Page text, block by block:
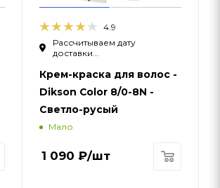
4.9
Рассчитываем дату
доставки...
Крем-краска для волос -
Dikson Color 8/0-8N -
Светло-русый
Мало
1 090 ₽/шт